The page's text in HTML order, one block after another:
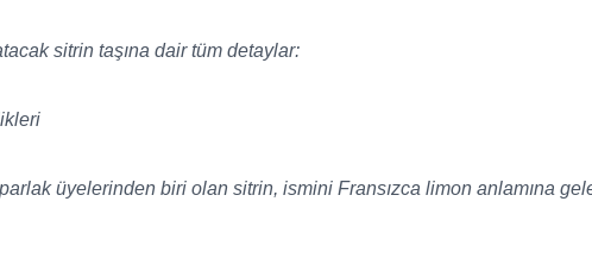
sitrin taşına dair tüm detaylar:
üyelerinden biri olan sitrin, ismini Fransızca limon anlamına